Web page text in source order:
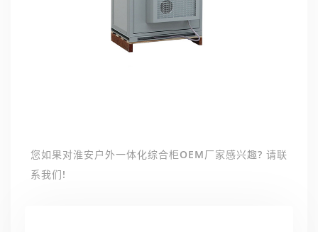
您如果对淮安户外一体化综合柜OEM厂家感兴趣? 请联
系我们!